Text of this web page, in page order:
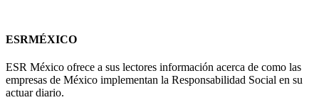
ESRMÉXICO
ESR México ofrece a sus lectores información acerca de como las
empresas de México implementan la Responsabilidad Social en su
actuar diario.